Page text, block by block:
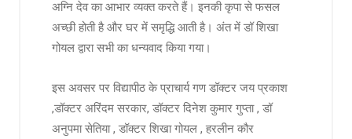
अग्नि देव का आभार व्यक्त करते हैं। इनकी कृपा से फसल
अच्छी होती है और घर में समृद्धि आती है। अंत में डॉ शिखा
गोयल द्वारा सभी का धन्यवाद किया गया।
इस अवसर पर विद्यापीठ के प्राचार्य गण डॉक्टर जय प्रकाश
,डॉक्टर अरिंदम सरकार, डॉक्टर दिनेश कुमार गुप्ता , डॉ
अनुपमा सेतिया , डॉक्टर शिखा गोयल , हरलीन कौर